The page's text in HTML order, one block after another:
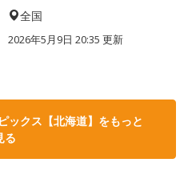
全国
2026年5月9日 20:35 更新
ックス【北海道】をもっと
る